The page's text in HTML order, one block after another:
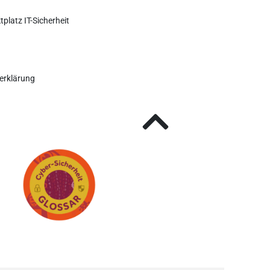
IT-Sicherheit